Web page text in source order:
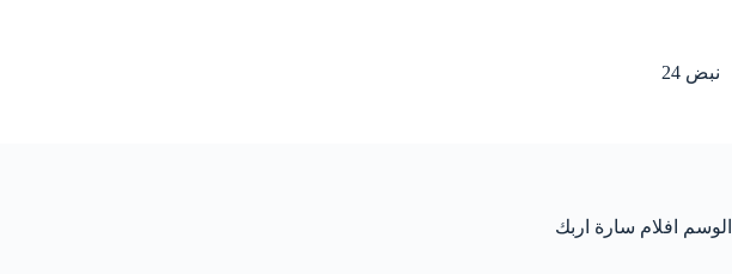
نبض 24
الوسم افلام سارة اربك